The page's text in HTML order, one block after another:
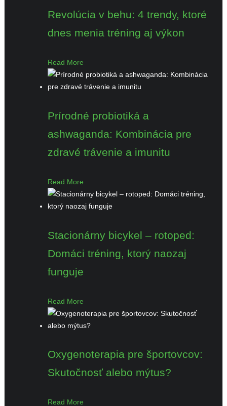
Revolúcia v behu: 4 trendy, ktoré
dnes menia tréning aj výkon
Read More
Prírodné probiotiká a
ashwaganda: Kombinácia pre
zdravé trávenie a imunitu
Read More
Stacionárny bicykel – rotoped:
Domáci tréning, ktorý naozaj
funguje
Read More
Oxygenoterapia pre športovcov:
Skutočnosť alebo mýtus?
Read More